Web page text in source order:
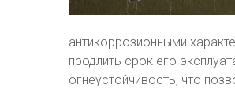
антикоррозионными
продлить срок его
огнеустойчивость, что